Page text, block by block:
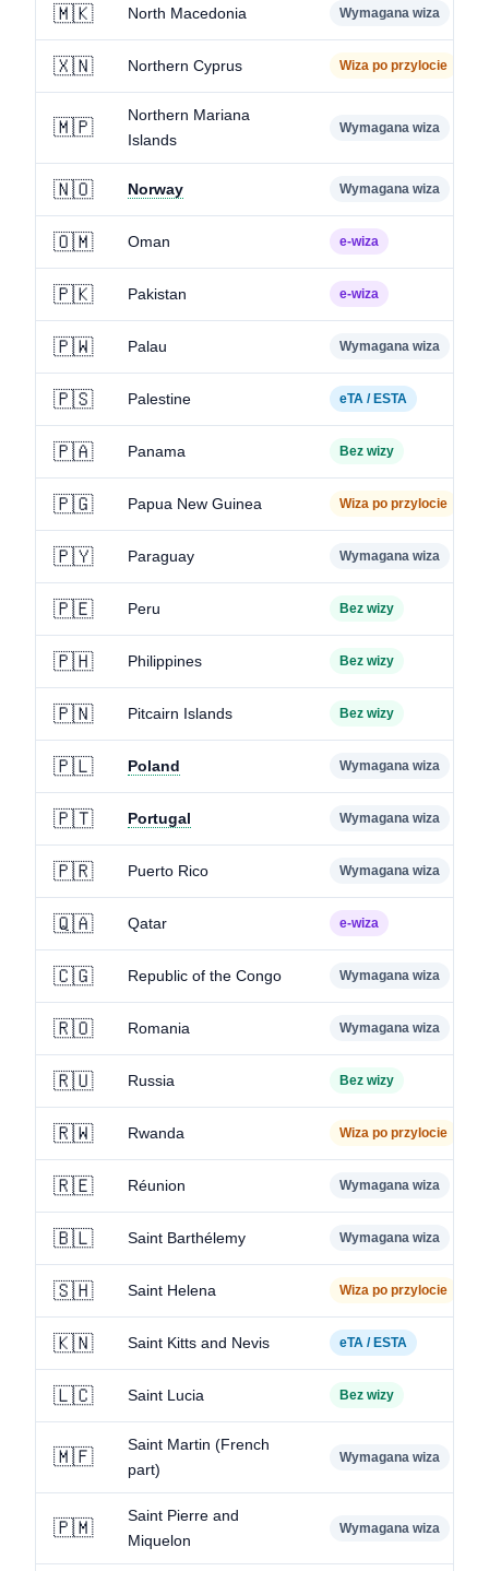
🇲🇰 North Macedonia Wymagana wiza
🇽🇳 Northern Cyprus Wiza po przylocie
🇲🇵
Northern Mariana
Islands
Wymagana wiza
🇳🇴 Norway Wymagana wiza
🇴🇲 Oman e-wiza
🇵🇰 Pakistan e-wiza
🇵🇼 Palau Wymagana wiza
🇵🇸 Palestine eTA / ESTA
🇵🇦 Panama Bez wizy
🇵🇬 Papua New Guinea Wiza po przylocie
🇵🇾 Paraguay Wymagana wiza
🇵🇪 Peru Bez wizy
🇵🇭 Philippines Bez wizy
🇵🇳 Pitcairn Islands Bez wizy
🇵🇱 Poland Wymagana wiza
🇵🇹 Portugal Wymagana wiza
🇵🇷 Puerto Rico Wymagana wiza
🇶🇦 Qatar e-wiza
🇨🇬 Republic of the Congo Wymagana wiza
🇷🇴 Romania Wymagana wiza
🇷🇺 Russia Bez wizy
🇷🇼 Rwanda Wiza po przylocie
🇷🇪 Réunion Wymagana wiza
🇧🇱 Saint Barthélemy Wymagana wiza
🇸🇭 Saint Helena Wiza po przylocie
🇰🇳 Saint Kitts and Nevis eTA / ESTA
🇱🇨 Saint Lucia Bez wizy
🇲🇫
Saint Martin (French
part)
Wymagana wiza
🇵🇲
Saint Pierre and
Miquelon
Wymagana wiza